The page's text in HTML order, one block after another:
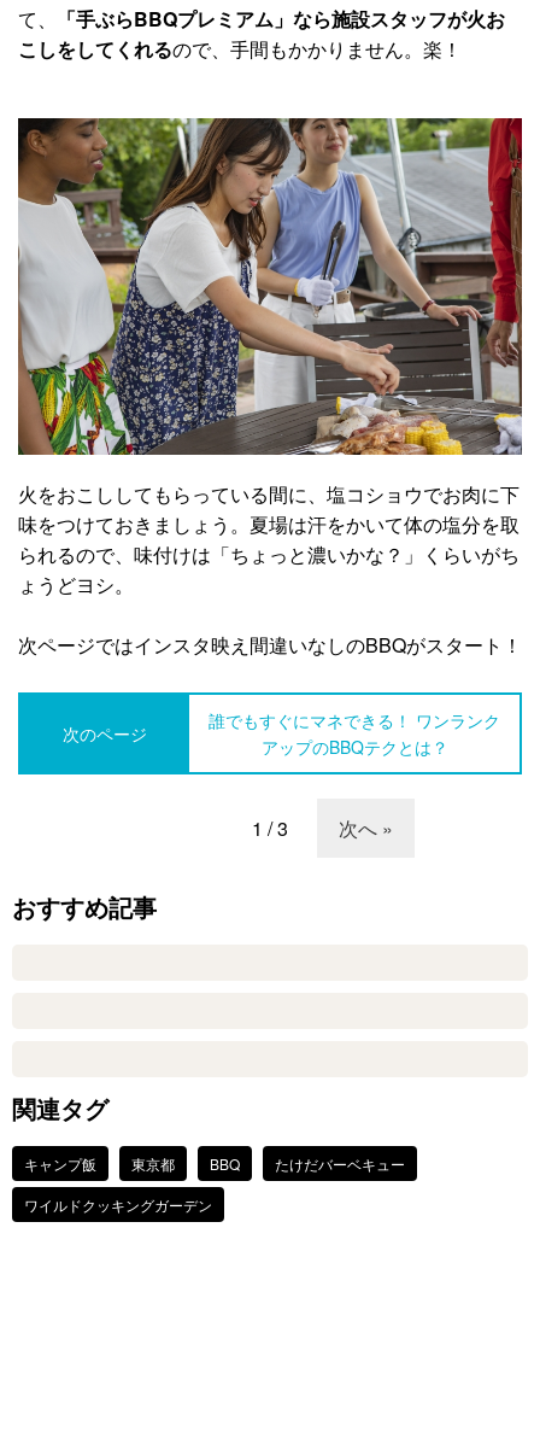
て、
「手ぶらBBQプレミアム」なら施設スタッフが火お
こしをしてくれるので、手間もかかりません。楽！
火をおこししてもらっている間に、塩コショウでお肉に下
味をつけておきましょう。夏場は汗をかいて体の塩分を取
られるので、味付けは「ちょっと濃いかな？」くらいがち
ょうどヨシ。
次ページではインスタ映え間違いなしのBBQがスタート！
次のページ
誰でもすぐにマネできる！ ワンランク
アップのBBQテクとは？
次へ »
1 / 3
おすすめ記事
関連タグ
キャンプ飯 東京都 BBQ
たけだバーベキュー
ワイルドクッキングガーデン